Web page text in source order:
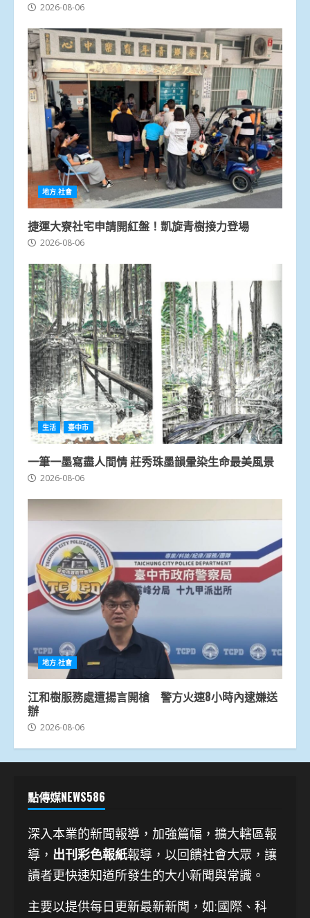
2026-08-06
地方.社會
捷運大寮社宅申請開紅盤！凱旋青樹接力登場
2026-08-06
生活 臺中市
一筆一墨寫盡人間情 莊秀珠墨韻暈染生命最美風景
2026-08-06
地方.社會
江和樹服務處遭揚言開槍 警方火速8小時內逮嫌送
辦
2026-08-06
點傳媒NEWS586
深入本業的新聞報導，加強篇幅，擴大轄區報
導， 出刊彩色報紙報導，以回饋社會大眾，讓
讀者更快速知道所發生的大小新聞與常識。
主要以提供每日更新最新新聞 ，如:國際、科